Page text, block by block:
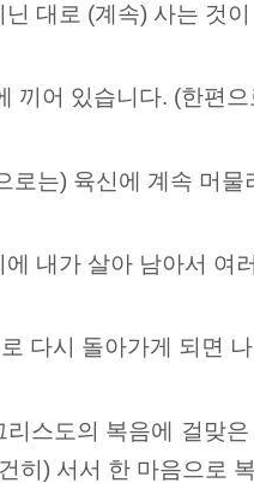
닌 대로 (계속) 사는 것
끼어 있습니다. (한편
로는) 육신에 계속 머
에 내가 살아 남아서 여
다시 돌아가게 되면
리스도의 복음에 걸맞
히) 서서 한 마음으로